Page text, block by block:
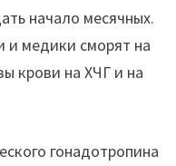
начало месячных.
и медики сморят на
крови на ХЧГ и на
гонадотропина